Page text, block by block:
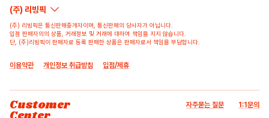
(주) 리빙픽
(주) 리빙픽은 통신판매중개자이며, 통신판매의 당사자가 아닙니다.
입점 판매자의의 상품, 거래정보 및 거래에 대하여 책임을 지지 않습니다.
단, (주)리빙픽이 판매자로 등록 판매한 상품은 판매자로서 책임을 부담합니다.
이용약관 개인정보 취급방침 입점/제휴
Customer 자주묻는 질문 1:1문의